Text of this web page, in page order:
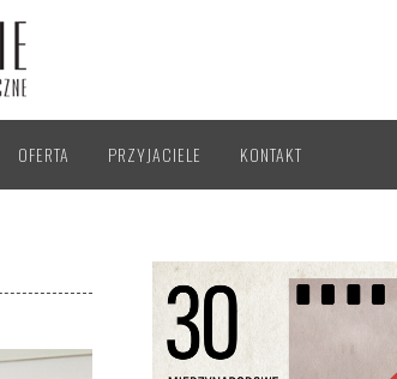
OFERTA PRZYJACIELE KONTAKT